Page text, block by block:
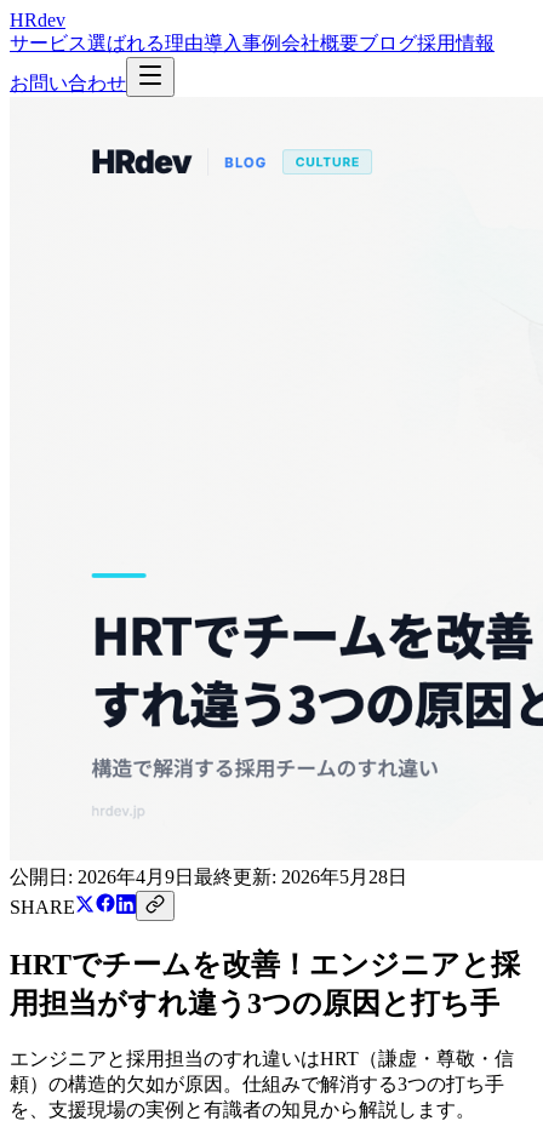
HRdev
サービス選ばれる理由導入事例会社概要ブログ採用情報
お問い合わせ
公開日: 2026年4月9日 最終更新: 2026年5月28日
SHARE
HRTでチームを改善！エンジニアと採
用担当がすれ違う3つの原因と打ち手
エンジニアと採用担当のすれ違いはHRT（謙虚・尊敬・信
頼）の構造的欠如が原因。仕組みで解消する3つの打ち手
を、支援現場の実例と有識者の知見から解説します。